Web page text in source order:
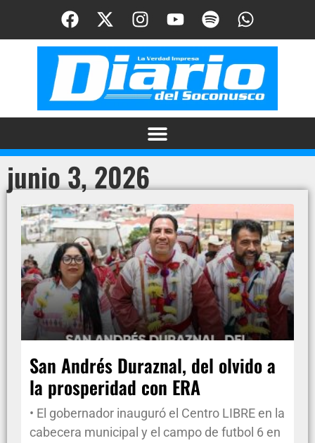
junio 3, 2026
San Andrés Duraznal, del olvido a
la prosperidad con ERA
• El gobernador inauguró el Centro LIBRE en la
cabecera municipal y el campo de futbol 6 en